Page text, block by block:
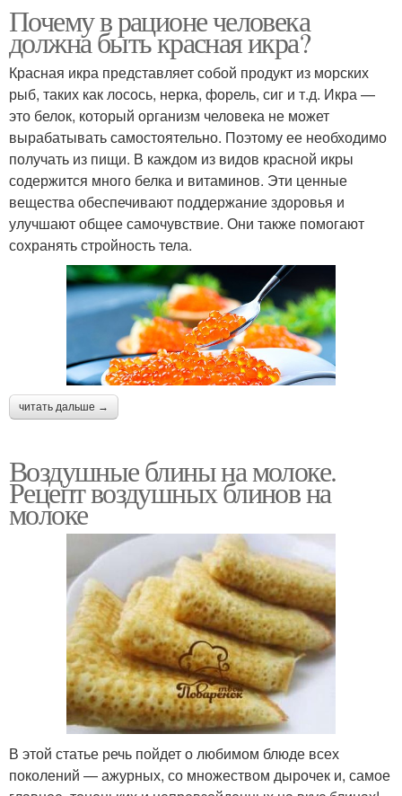
Почему в рационе человека
должна быть красная икра?
Красная икра представляет собой продукт из морских
рыб, таких как лосось, нерка, форель, сиг и т.д. Икра —
это белок, который организм человека не может
вырабатывать самостоятельно. Поэтому ее необходимо
получать из пищи. В каждом из видов красной икры
содержится много белка и витаминов. Эти ценные
вещества обеспечивают поддержание здоровья и
улучшают общее самочувствие. Они также помогают
сохранять стройность тела.
читать дальше →
Воздушные блины на молоке.
Рецепт воздушных блинов на
молоке
В этой статье речь пойдет о любимом блюде всех
поколений — ажурных, со множеством дырочек и, самое